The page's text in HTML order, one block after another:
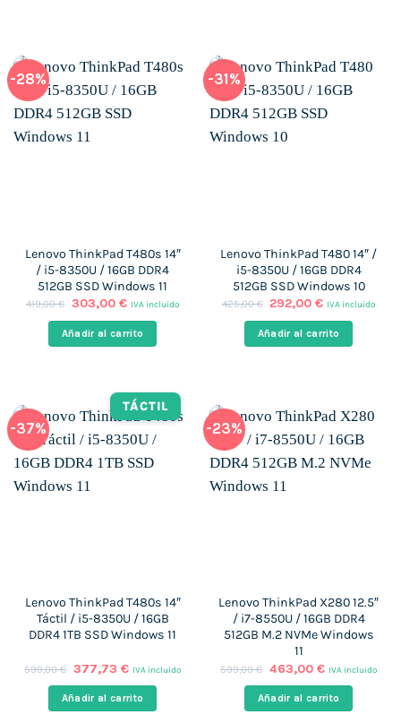
-28%
Lenovo ThinkPad T480s 14″
/ i5-8350U / 16GB DDR4
512GB SSD Windows 11
419,00€ El
original
era:
303,00 €El
actual
es:
IVA incluido
Añadir al carrito
-31%
Lenovo ThinkPad T480 14″ /
i5-8350U / 16GB DDR4
512GB SSD Windows 10
425,00€ El
original
era:
292,00€El
actual
es:
IVA incluido
Añadir al carrito
-37%
TÁCTIL
Lenovo ThinkPad T480s 14″
Táctil / i5-8350U / 16GB
DDR4 1TB SSD Windows 11
599,00€ El
original
era:
377,73 €El
actual
es:
IVA incluido
Añadir al carrito
-23%
Lenovo ThinkPad X280 12.5″
/ i7-8550U / 16GB DDR4
512GB M.2 NVMe Windows
11
599,00€ El
original
era:
463,00 €El
actual
es:
IVA incluido
Añadir al carrito